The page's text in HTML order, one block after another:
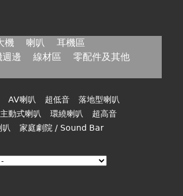
機 喇叭
耳機區
邊
線材區
零配件及其他
AV喇叭 超低音
落地型喇叭
主動式喇叭 環繞喇叭
超高音
家庭劇院 / Sound Bar